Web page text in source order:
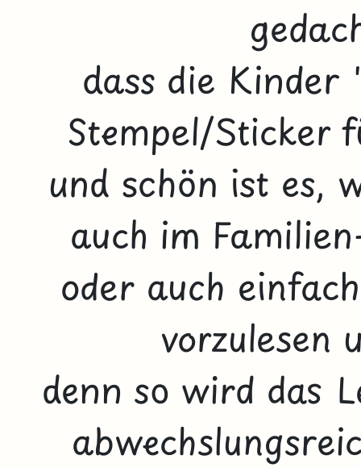
dass die
Stempel/Sticker
und schön ist es,
auch im
oder auch
vorzulesen
denn so wird das